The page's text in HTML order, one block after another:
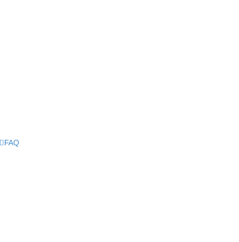
FAQ